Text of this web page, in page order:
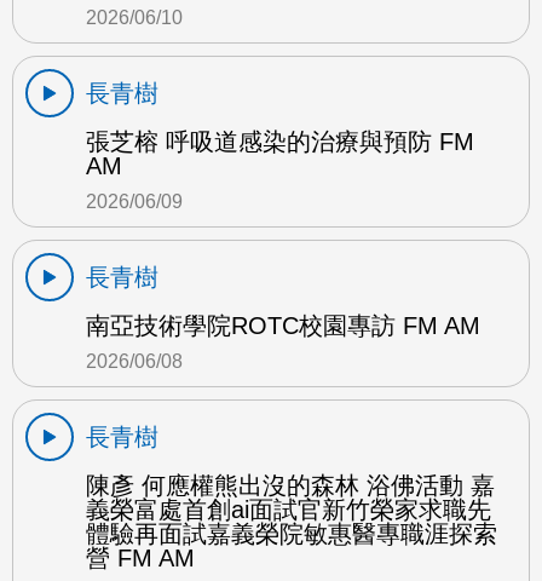
2026/06/10
長青樹
張芝榕 呼吸道感染的治療與預防 FM
AM
2026/06/09
長青樹
南亞技術學院ROTC校園專訪 FM AM
2026/06/08
長青樹
陳彥 何應權熊出沒的森林 浴佛活動 嘉
義榮富處首創ai面試官新竹榮家求職先
體驗再面試嘉義榮院敏惠醫專職涯探索
營 FM AM